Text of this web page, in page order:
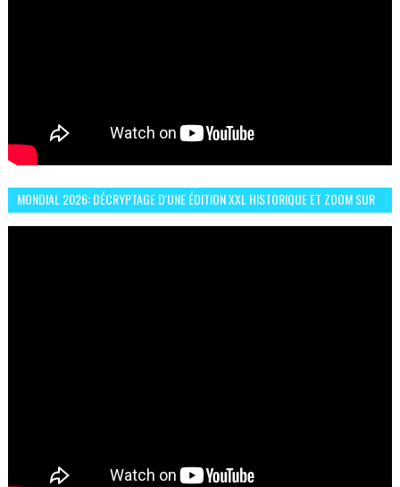
MONDIAL 2026: DÉCRYPTAGE D'UNE ÉDITION XXL HISTORIQUE ET ZOOM SUR